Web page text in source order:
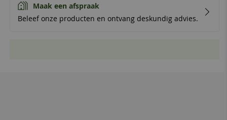
Maak een afspraak
Beleef onze producten en ontvang deskundig advies.